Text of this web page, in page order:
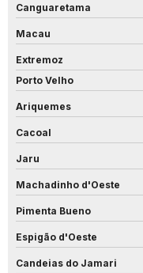
Canguaretama
Macau
Extremoz
Porto Velho
Ariquemes
Cacoal
Jaru
Machadinho d'Oeste
Pimenta Bueno
Espigão d'Oeste
Candeias do Jamari